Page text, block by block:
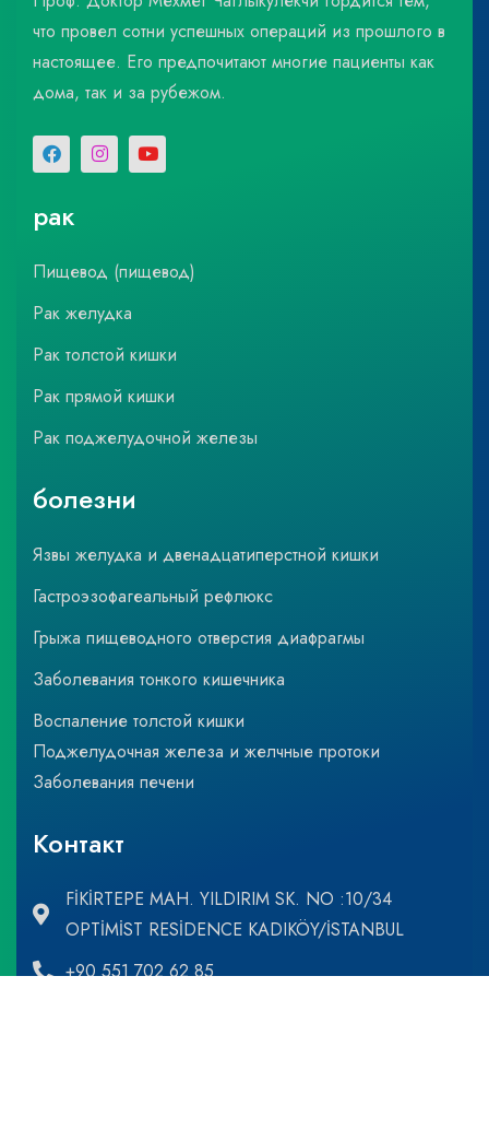
что провел сотни успешных операций из прошлого в
настоящее. Его предпочитают многие пациенты как
дома, так и за рубежом.
рак
Пищевод (пищевод)
Рак желудка
Рак толстой кишки
Рак прямой кишки
Рак поджелудочной железы
болезни
Язвы желудка и двенадцатиперстной кишки
Гастроэзофагеальный рефлюкс
Грыжа пищеводного отверстия диафрагмы
Заболевания тонкого кишечника
Воспаление толстой кишки
Поджелудочная железа и желчные протоки
Заболевания печени
Контакт
FİKİRTEPE MAH. YILDIRIM SK. NO :10/34
OPTİMİST RESİDENCE KADIKÖY/İSTANBUL
+90 551 702 62 85